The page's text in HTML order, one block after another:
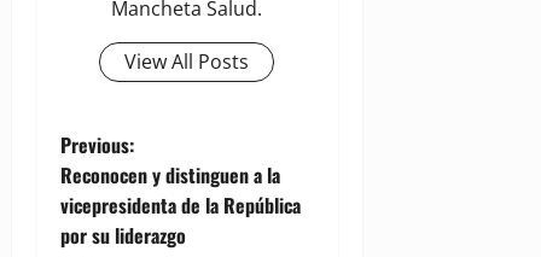
Mancheta Salud.
View All Posts
P
o
Previous:
Reconocen y distinguen a la
vicepresidenta de la República
por su liderazgo